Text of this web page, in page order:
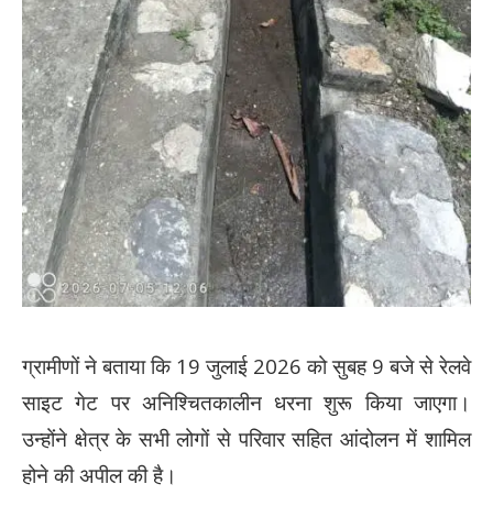
ग्रामीणों ने बताया कि 19 जुलाई 2026 को सुबह 9 बजे से रेलवे
साइट गेट पर अनिश्चितकालीन धरना शुरू किया जाएगा।
उन्होंने क्षेत्र के सभी लोगों से परिवार सहित आंदोलन में शामिल
होने की अपील की है।